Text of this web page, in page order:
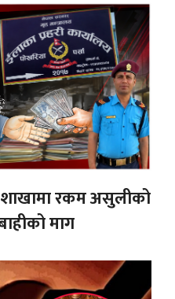
शाखामा रकम असुलीको
माग